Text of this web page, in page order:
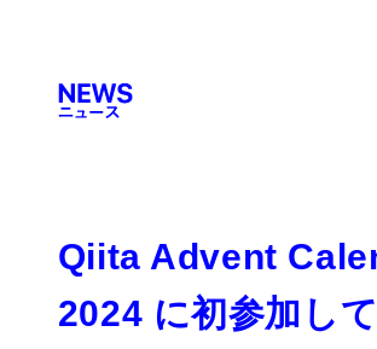
Qiita Advent
2024 に初参加し